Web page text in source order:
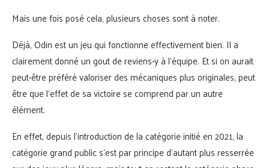
Mais une fois posé cela, plusieurs choses sont à noter.
Déjà, Odin est un jeu qui fonctionne effectivement bien. Il a
clairement donné un gout de reviens-y à l’équipe. Et si on aurait
peut-être préféré valoriser des mécaniques plus originales, peut
être que l’effet de sa victoire se comprend par un autre
élément.
En effet, depuis l’introduction de la catégorie initié en 2021, la
catégorie grand public s’est par principe d’autant plus resserrée